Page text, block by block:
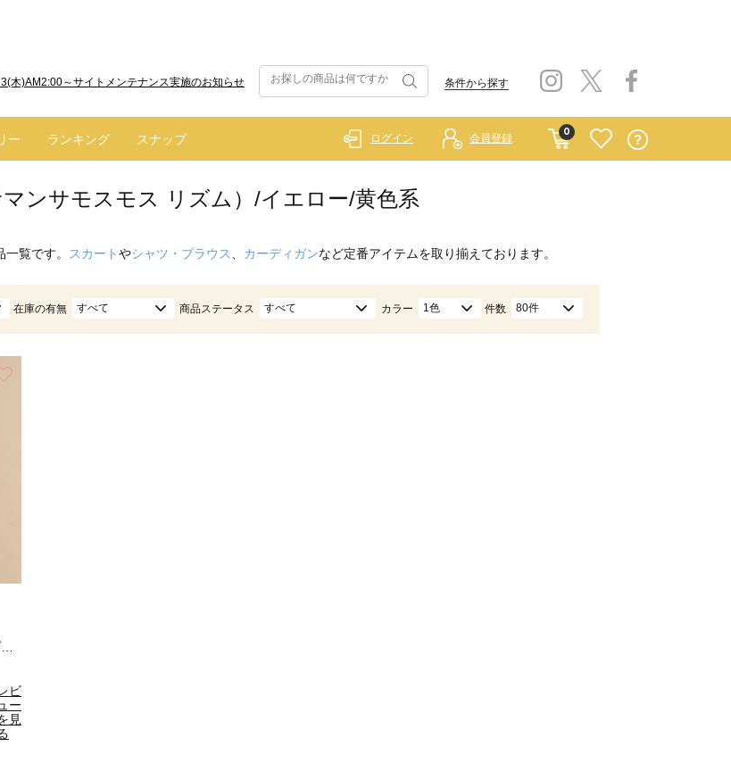
木)AM2:00～サイトメンテナンス実施のお知らせ 条件から探す
ー ランキング スナップ
0
ログイン 会員登録
ンサモスモス リズム）/イエロー/黄色系
一覧です。 スカートやシャツ・ブラウス カーディガンなど定番アイテムを取り揃えております。
在庫の有無 すべて 商品ステータス すべて カラー 1色 件数 80件
モヘヤライク衿付ニットプルオーバー
ビ
ー
見